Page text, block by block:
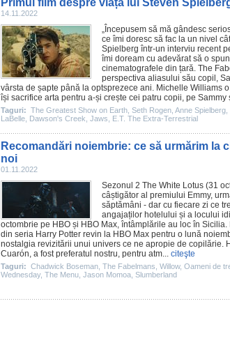
Primul film despre viața lui Steven
14.11.2022
„Începusem să mă gândesc
ce îmi doresc să fac la un nivel
Spielberg într-un interviu recent
îmi doream cu adevărat să o
cinematografele din țară. The
perspectiva aliasului său copil,
vârsta de șapte până la optsprezece ani. Michelle Williams
își sacrifice arta pentru a-și crește cei patru copii, pe Sammy
Taguri: The Greatest Show on Earth Seth Rogen Anne Spielberg
LaBelle Dawson's Creek Jaws E.T. The Extra-Terrestrial
Recomandări noiembrie: ce să urmărim la
noi
01.11.2022
Sezonul 2 The White Lotus (31
câștigător al premiului Emmy,
săptămâni - dar cu fiecare zi ce
angajaților hotelului și a locului
octombrie pe HBO și HBO Max, întâmplările au loc în Sicilia.
din seria Harry Potter revin la HBO Max pentru o lună
nostalgia revizitării unui univers ce ne apropie de copilărie.
Cuarón, a fost preferatul nostru, pentru atm... citeşte
Taguri: Chadwick Boseman The Fabelmans Willow, Oameni de
Wednesday, The Menu Jason Momoa Slumberland